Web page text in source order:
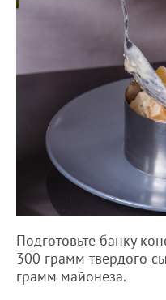
Подготовьте банку
300 грамм твердого
грамм майонеза.